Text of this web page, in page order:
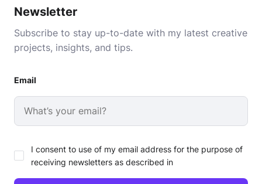
Newsletter
Subscribe to stay up-to-date with my latest creative
projects, insights, and tips.
Email
I consent to use of my email address for the purpose of
receiving newsletters as described in